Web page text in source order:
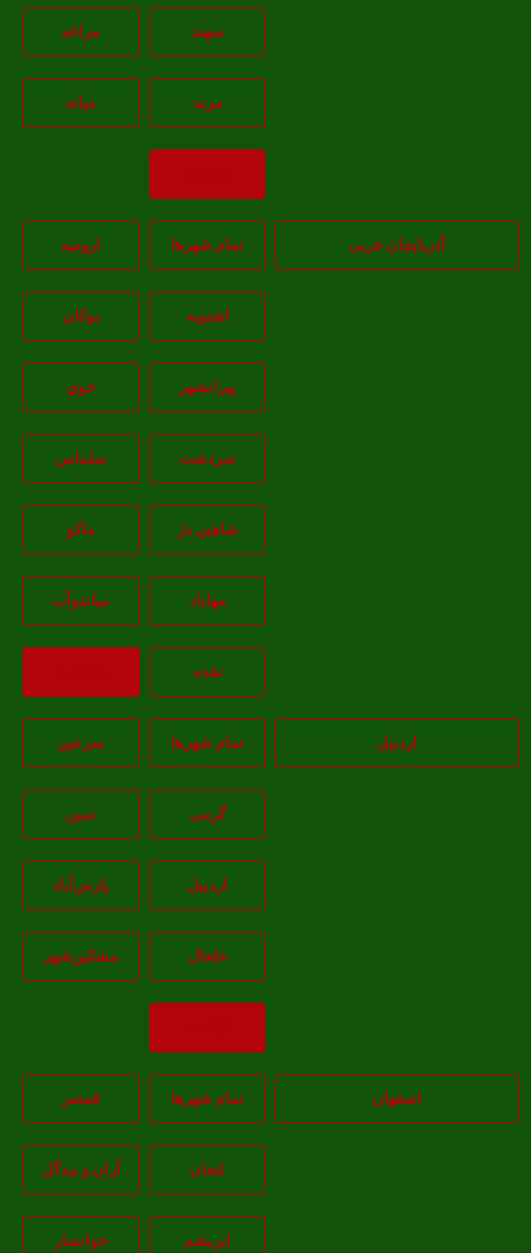
سهند مراغه
آذربایجان غربی تمام شهر‌ها اروميه
اشنويه بوکان
پيرانشهر
سردشت سلماس
شاهين دژ
مهاباد مياندوآب
اردبیل تمام شهر‌ها سرعین
گرمی
اردبيل پارس‌آباد
خلخال مشکين‌شهر
اصفهان تمام شهر‌ها قمصر
لنجان آران و بیدگل
ابریشم خوانسار